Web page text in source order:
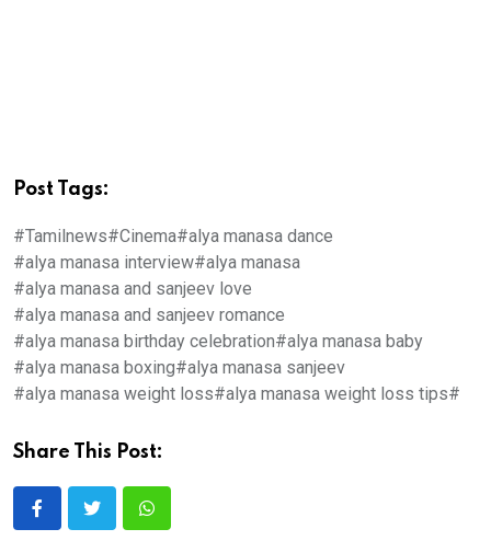
Post Tags:
#Tamilnews#Cinema#alya manasa dance
#alya manasa interview#alya manasa
#alya manasa and sanjeev love
#alya manasa and sanjeev romance
#alya manasa birthday celebration#alya manasa baby
#alya manasa boxing#alya manasa sanjeev
#alya manasa weight loss#alya manasa weight loss tips#
Share This Post: